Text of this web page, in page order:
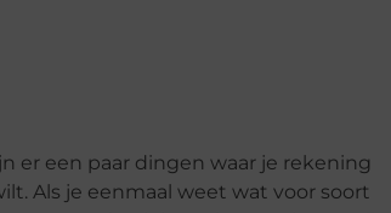
er een paar dingen waar je rekening
Als je eenmaal weet wat voor soort